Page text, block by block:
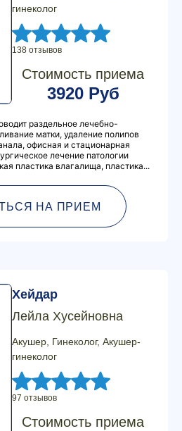
гинеколог
138 отзывов
Стоимость приема
3920 Руб
раздельное лечебно-
матки, удаление полипов
офисная и стационарная
лечение патологии
пластика влагалища, пластика...
НА ПРИЕМ
Хейдар
Лейла Хусейновна
Акушер, Гинеколог, Акушер-
гинеколог
97 отзывов
Стоимость приема